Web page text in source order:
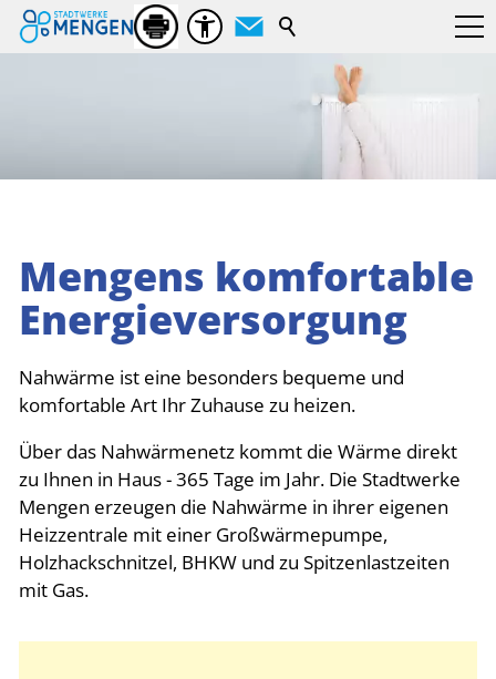
Suchbegriff
Mengens komfortable
Energieversorgung
Nahwärme ist eine besonders bequeme und
komfortable Art Ihr Zuhause zu heizen.
Über das Nahwärmenetz kommt die Wärme direkt
zu Ihnen in Haus - 365 Tage im Jahr. Die Stadtwerke
Mengen erzeugen die Nahwärme in ihrer eigenen
Heizzentrale mit einer Großwärmepumpe,
Holzhackschnitzel, BHKW und zu Spitzenlastzeiten
mit Gas.